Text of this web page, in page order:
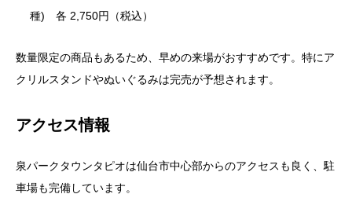
種) 各 2,750円（税込）
数量限定の商品もあるため、早めの来場がおすすめです。特にア
クリルスタンドやぬいぐるみは完売が予想されます。
アクセス情報
泉パークタウンタピオは仙台市中心部からのアクセスも良く、駐
車場も完備しています。